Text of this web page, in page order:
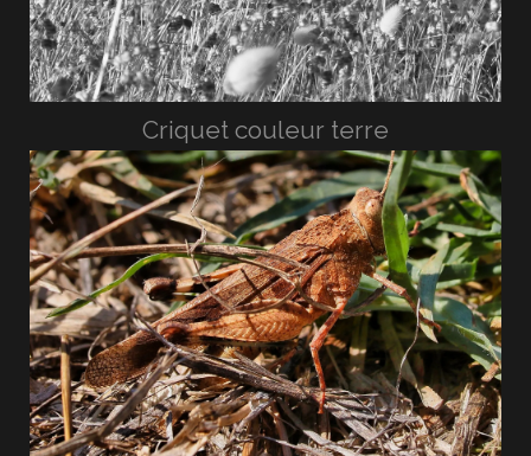
Criquet couleur terre